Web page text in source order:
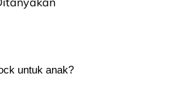
untuk anak?